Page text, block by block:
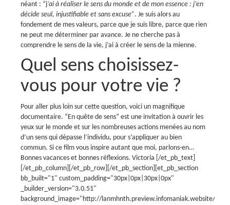
néant : “j’ai à réaliser le sens du monde et de mon essence : j’en
décide seul, injustifiable et sans excuse”. Je suis alors au
fondement de mes valeurs, parce que je suis libre, parce que rien
ne peut me déterminer par avance. Je ne cherche pas à
comprendre le sens de la vie, j’ai à créer le sens de la mienne.
Quel sens choisissez-
vous pour votre vie ?
Pour aller plus loin sur cette question, voici un magnifique
documentaire. “En quête de sens” est une invitation à ouvrir les
yeux sur le monde et sur les nombreuses actions menées au nom
d’un sens qui dépasse l’individu, pour s’appliquer au bien
commun. Si ce film vous inspire autant que moi, parlons-en…
Bonnes vacances et bonnes réflexions. Victoria [/et_pb_text]
[/et_pb_column][/et_pb_row][/et_pb_section][et_pb_section
bb_built="1" custom_padding="30px|0px|30px|0px"
_builder_version="3.0.51"
background_image="http://lanmhnth.preview.infomaniak.website/fr/